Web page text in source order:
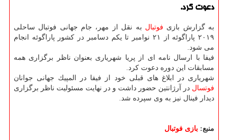
دعوت كرد.
به گزارش بازی فوتبال به نقل از مهر، جام جهانی فوتبال ساحلی
۲۰۱۹ پاراگوئه از ۲۱ نوامبر تا یكم دسامبر در كشور پاراگوئه انجام
می شود.
فیفا با ارسال نامه ای از پریا شهریاری بعنوان ناظر برگزاری همه
مسابقات این دوره دعوت كرد.
شهریاری در ابلاغ های قبلی خود از فیفا در المپیك جهانی جوانان
فوتسال در آرژانتین حضور داشت و در نهایت مسئولیت ناظر برگزاری
دیدار فینال نیز به وی سپرده شد.
منبع: بازی فوتبال